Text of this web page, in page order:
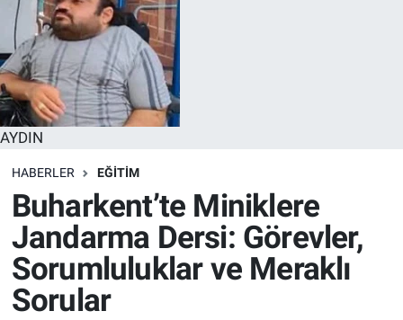
AYDIN
HABERLER EĞITIM
Buharkent’te Miniklere
Jandarma Dersi: Görevler,
Sorumluluklar ve Meraklı
Sorular